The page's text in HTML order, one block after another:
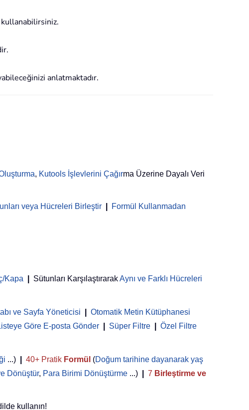
kullanabilirsiniz.
anlatmaktadır.
, Kutools İşlevlerini Çağırma Üzerine Dayalı Veri
veya Hücreleri Birleştir
Formül Kullanmadan
Kapa Sütunları KarşılaştırarakAynı ve Farklı Hücreleri
ve Sayfa Yöneticisi
Otomatik Metin Kütüphanesi
Göre E-posta Gönder Süper Filtre
Özel Filtre
...) 40+ Pratik Formül (Doğum tarihine dayanarak yaş
Dönüştür, Para Birimi Dönüştürme ...) 7 Birleştirme ve
kullanın!